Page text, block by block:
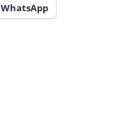
WhatsApp